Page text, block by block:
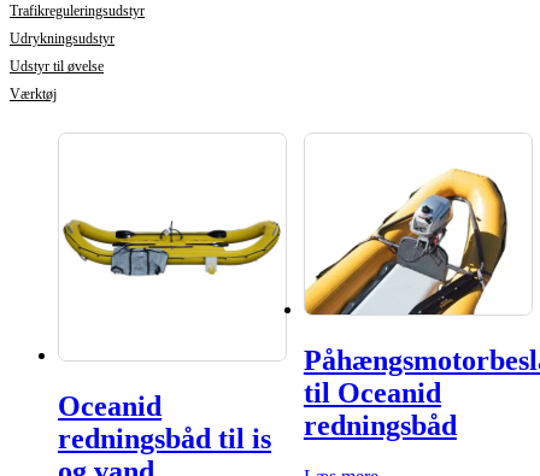
Trafikreguleringsudstyr
Udrykningsudstyr
Udstyr til øvelse
Værktøj
Oceanid
redningsbåd til is
til Oceanid
redningsbåd